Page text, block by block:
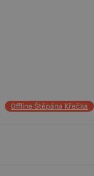
Offline Štěpána Křečka